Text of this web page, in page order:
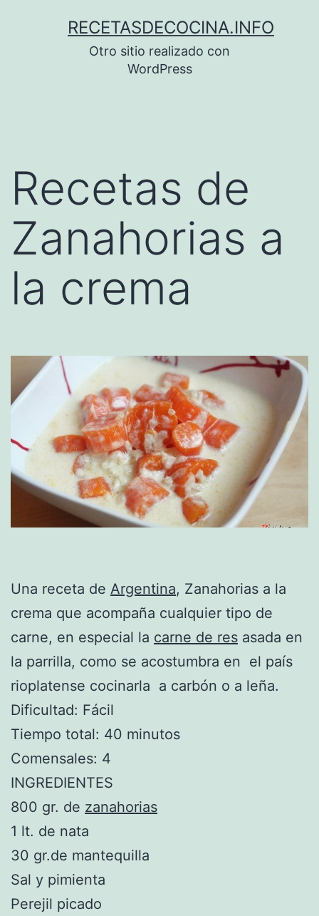
RECETASDECOCINA.INFO
Otro sitio realizado con
WordPress
Recetas de
Zanahorias a
la crema
Una receta de Argentina, Zanahorias a la
crema que acompaña cualquier tipo de
carne, en especial la carne de res asada en
la parrilla, como se acostumbra en el país
rioplatense cocinarla a carbón o a leña.
Dificultad: Fácil
Tiempo total: 40 minutos
Comensales: 4
INGREDIENTES
800 gr. de zanahorias
1 lt. de nata
30 gr.de mantequilla
Sal y pimienta
Perejil picado